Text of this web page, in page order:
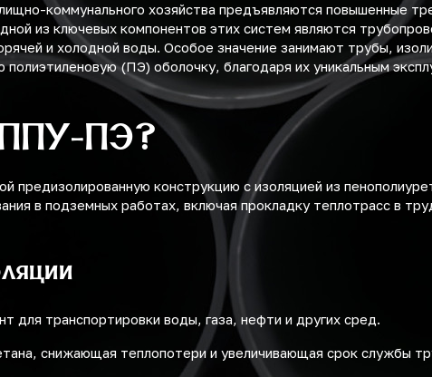
коммунального хозяйства предъявляются повышенные
из ключевых компонентов этих систем являются
и холодной воды. Особое значение занимают трубы,
(ПЭ) оболочку, благодаря их уникальным
ППУ-ПЭ?
конструкцию с изоляцией из
в подземных работах, включая прокладку теплотрасс в
для транспортировки воды, газа, нефти и других сред.
снижающая теплопотери и увеличивающая срок службы